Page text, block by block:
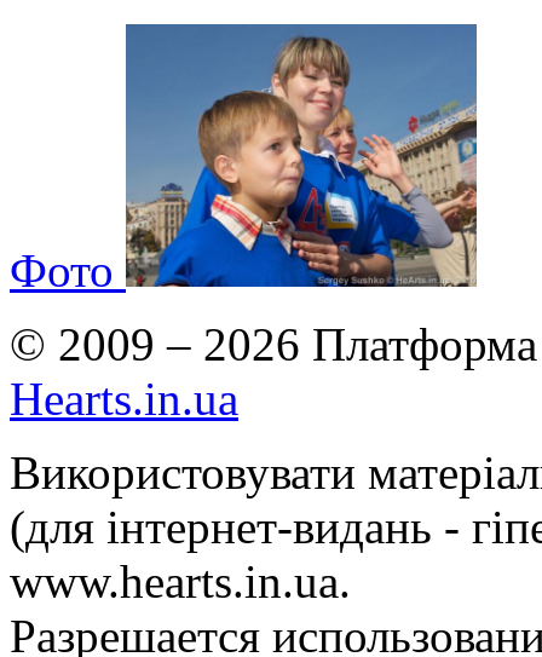
Фото
© 2009 – 2026 Платформа
Hearts.in.ua
Використовувати
(для інтернет-видань -
www.hearts.in.ua.
Разрешается